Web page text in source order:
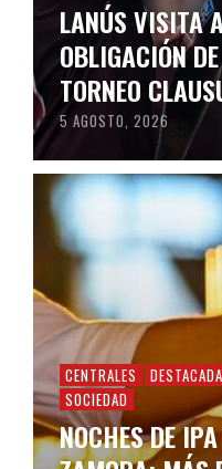
LANÚS VISITA
OBLIGACIÓN
TORNEO
5 AGOSTO, 2026
CENTRALES
SOCIEDAD
NOCHES DE